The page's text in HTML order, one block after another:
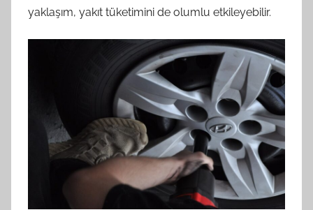
yaklaşım, yakıt tüketimini de olumlu etkileyebilir.